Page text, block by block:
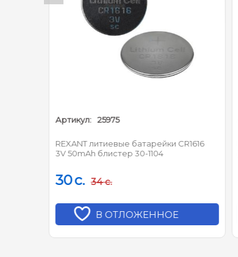
Артикул: 25975
REXANT литиевые батарейки CR1616
3V 50mAh блистер 30-1104
30 c. 34 c.
В ОТЛОЖЕННОЕ